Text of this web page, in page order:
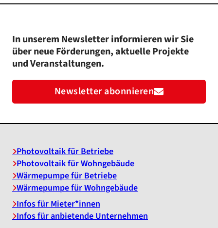
In unserem Newsletter informieren wir Sie
über neue Förderungen, aktuelle Projekte
und Veranstaltungen.
Newsletter abonnieren
Photovoltaik für Betriebe
Photovoltaik für Wohngebäude
Wärmepumpe für Betriebe
Wärmepumpe für Wohngebäude
Infos für Mieter*innen
Infos für anbietende Unternehmen